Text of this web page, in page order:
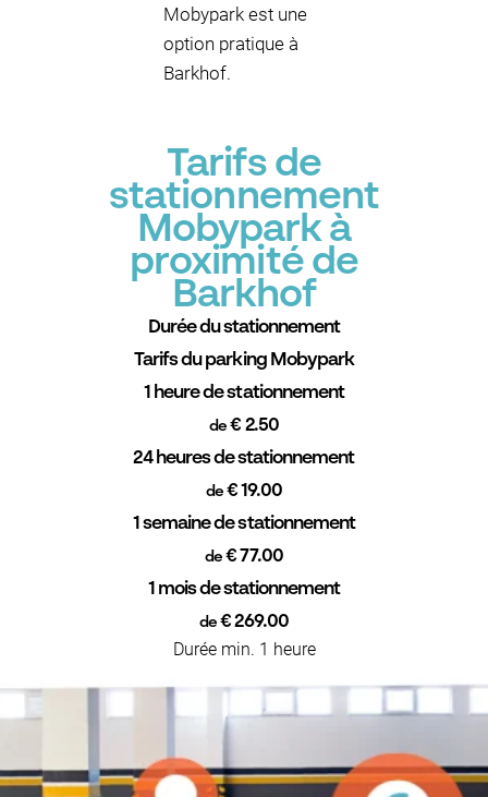
Mobypark est une
option pratique à
Barkhof.
Tarifs de
stationnement
Mobypark à
proximité de
Barkhof
Durée du stationnement
Tarifs du parking Mobypark
1 heure de stationnement
de € 2.50
24 heures de stationnement
de€ 19.00
1 semaine de stationnement
de € 77.00
1 mois de stationnement
de € 269.00
Durée min. 1 heure